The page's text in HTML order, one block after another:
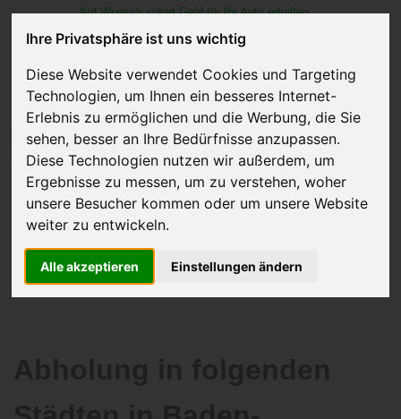
Ihre Privatsphäre ist uns wichtig
Diese Website verwendet Cookies und Targeting
Technologien, um Ihnen ein besseres Internet-
Erlebnis zu ermöglichen und die Werbung, die Sie
sehen, besser an Ihre Bedürfnisse anzupassen.
Diese Technologien nutzen wir außerdem, um
Ergebnisse zu messen, um zu verstehen, woher
unsere Besucher kommen oder um unsere Website
weiter zu entwickeln.
Alle akzeptieren Einstellungen ändern
Auf Wunsch sofort Geld für Ihr Auto erhalten
JETZT KOSTENLOSE BEWERTUNG
Kostenloses Angebotfür den Ankauf Ihres Autos inklusive der
Abholung, auf Wunsch sofort Geld. Ihre Daten werden nicht mit Dritten
Wir garantieren 100% Sicherheit.